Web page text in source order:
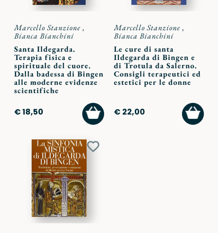
Marcello Stanzione,
Bianca Bianchini
Santa Ildegarda.
Terapia fisica e
spirituale del cuore.
Dalla badessa di Bingen
alle moderne evidenze
scientifiche
€ 18,50
AGGIUNGI
AL
CARRELLO
Marcello Stanzione,
Bianca Bianchini
Le cure di santa
Ildegarda di Bingen e
di Trotula da Salerno.
Consigli terapeutici ed
estetici per le donne
€ 22,00
AL
Aggiungi